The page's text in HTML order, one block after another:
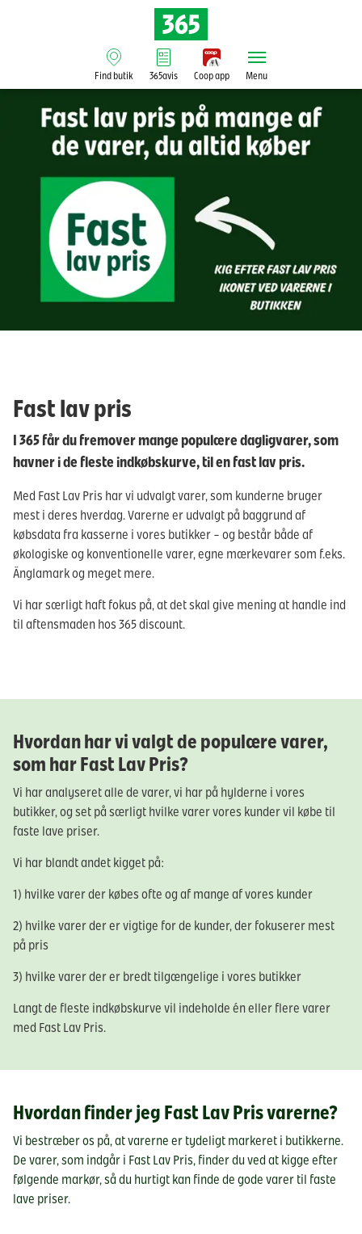
Find butik 365avis Coop app Menu
Fast lav pris
I 365 får du fremover mange populære dagligvarer, som
havner i de fleste indkøbskurve, til en fast lav pris.
Med Fast Lav Pris har vi udvalgt varer, som kunderne bruger
mest i deres hverdag. Varerne er udvalgt på baggrund af
købsdata fra kasserne i vores butikker – og består både af
økologiske og konventionelle varer, egne mærkevarer som f.eks.
Änglamark og meget mere.
Vi har særligt haft fokus på, at det skal give mening at handle ind
til aftensmaden hos 365 discount.
Hvordan har vi valgt de populære varer,
som har Fast Lav Pris?
Vi har analyseret alle de varer, vi har på hylderne i vores
butikker, og set på særligt hvilke varer vores kunder vil købe til
faste lave priser.
Vi har blandt andet kigget på:
1) hvilke varer der købes ofte og af mange af vores kunder
2) hvilke varer der er vigtige for de kunder, der fokuserer mest
på pris
3) hvilke varer der er bredt tilgængelige i vores butikker
Langt de fleste indkøbskurve vil indeholde én eller flere varer
med Fast Lav Pris.
Hvordan finder jeg Fast Lav Pris varerne?
Vi bestræber os på, at varerne er tydeligt markeret i butikkerne.
De varer, som indgår i Fast Lav Pris, finder du ved at kigge efter
følgende markør, så du hurtigt kan finde de gode varer til faste
lave priser.